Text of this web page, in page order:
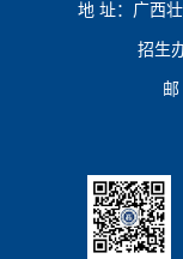
地 址：广西
招生